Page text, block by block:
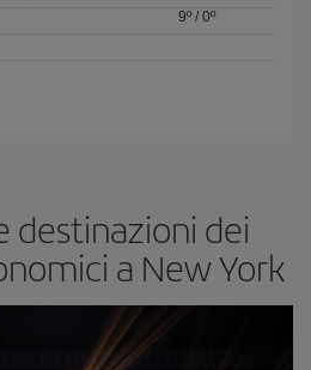
9º /0º
destinazioni dei
a New York